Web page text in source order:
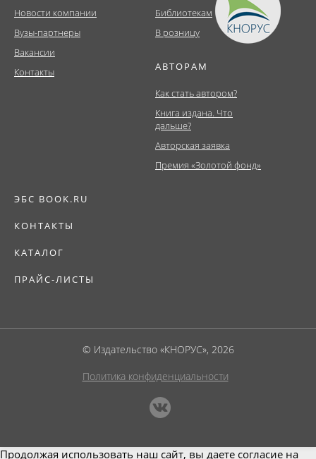
Новости компании
Вузы-партнеры
Вакансии
Контакты
Библиотекам
В розницу
АВТОРАМ
Как стать автором?
Книга издана. Что
дальше?
Авторская заявка
Премия «Золотой фонд»
ЭБС BOOK.RU
КОНТАКТЫ
КАТАЛОГ
ПРАЙС-ЛИСТЫ
© Издательство «КНОРУС», 2026
Политика конфиденциальности
Продолжая использовать наш сайт, вы даете согласие на